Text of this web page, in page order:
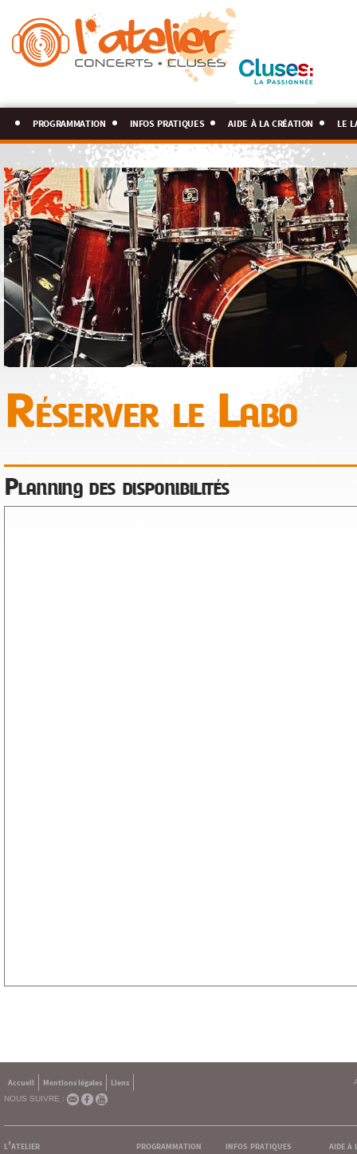
programmation infos pratiques aide à la création le
Réserver le Labo
Planning des disponibilités
Accueil Mentions légales
Liens
NOUS SUIVRE :
l'atelier programmation infos pratiques aide